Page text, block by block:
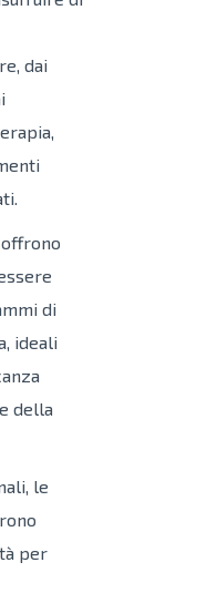
dai
offrono
di
ideali
della
le
per